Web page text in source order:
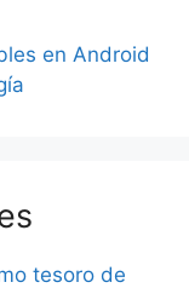
en Android
tesoro de